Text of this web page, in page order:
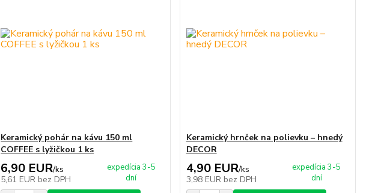
Keramický pohár na kávu 150 ml
COFFEE s lyžičkou 1 ks
6,90 EUR/ks
5,61 EUR bez DPH
expedícia 3-5
dní
Keramický hrnček na polievku – hnedý
DECOR
4,90 EUR/ks
3,98 EUR bez DPH
expedícia 3-5
dní